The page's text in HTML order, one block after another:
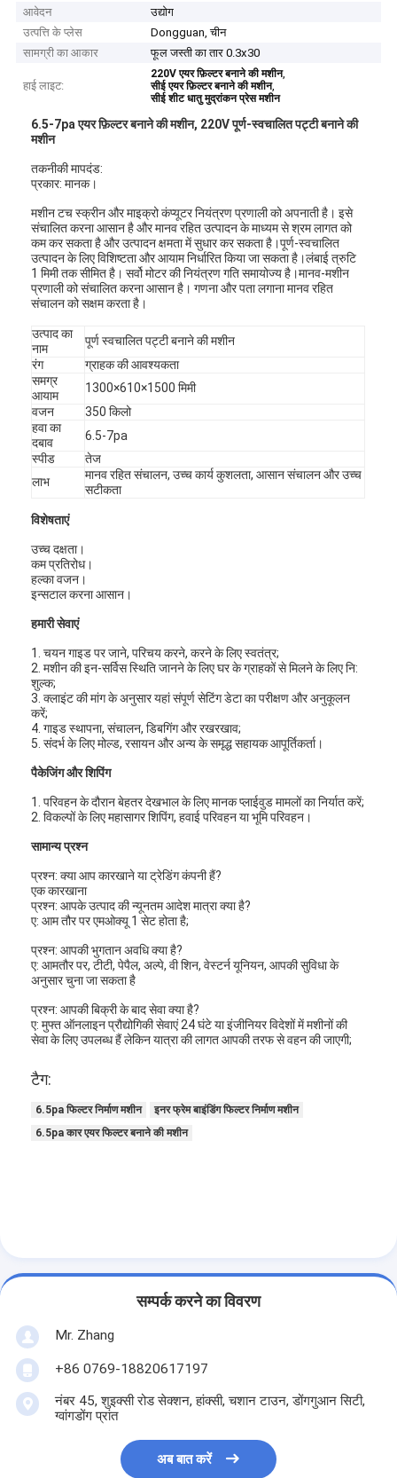
घर
उत्पाद
कारखाने का दौरा
एयर फिल्टर बनाने की मशीन
एयर फिल्टर निर्माण मशीन
पॉकेट फ़िल्टर बनाने की मशीन
आवेदन
उद्योग
उत्पत्ति के प्लेस
Dongguan, चीन
सामग्री का आकार
फूल जस्ती का तार 0.3x30
हाई लाइट:
220V एयर फ़िल्टर बनाने की मशीन,
सीई एयर फ़िल्टर बनाने की मशीन,
सीई शीट धातु मुद्रांकन प्रेस मशीन
6.5-7pa एयर फ़िल्टर बनाने की मशीन, 220V पूर्ण-स्वचालित पट्टी बनाने की
मशीन
तकनीकी मापदंड:
प्रकार: मानक।
मशीन टच स्क्रीन और माइक्रो कंप्यूटर नियंत्रण प्रणाली को अपनाती है। इसे
संचालित करना आसान है और मानव रहित उत्पादन के माध्यम से श्रम लागत को
कम कर सकता है और उत्पादन क्षमता में सुधार कर सकता है।पूर्ण-स्वचालित
उत्पादन के लिए विशिष्टता और आयाम निर्धारित किया जा सकता है।लंबाई त्रुटि
1 मिमी तक सीमित है। सर्वो मोटर की नियंत्रण गति समायोज्य है।मानव-मशीन
प्रणाली को संचालित करना आसान है। गणना और पता लगाना मानव रहित
संचालन को सक्षम करता है।
उत्पाद का
नाम
पूर्ण स्वचालित पट्टी बनाने की मशीन
रंग
ग्राहक की आवश्यकता
समग्र
आयाम
1300×610×1500 मिमी
वजन
350 किलो
हवा का
दबाव
6.5-7pa
स्पीड
तेज
लाभ
मानव रहित संचालन, उच्च कार्य कुशलता, आसान संचालन और उच्च
सटीकता
विशेषताएं
उच्च दक्षता।
कम प्रतिरोध।
हल्का वजन।
इन्सटाल करना आसान।
हमारी सेवाएं
1. चयन गाइड पर जाने, परिचय करने, करने के लिए स्वतंत्र;
2. मशीन की इन-सर्विस स्थिति जानने के लिए घर के ग्राहकों से मिलने के लिए नि:
शुल्क;
3. क्लाइंट की मांग के अनुसार यहां संपूर्ण सेटिंग डेटा का परीक्षण और अनुकूलन
करें;
4. गाइड स्थापना, संचालन, डिबगिंग और रखरखाव;
5. संदर्भ के लिए मोल्ड, रसायन और अन्य के समृद्ध सहायक आपूर्तिकर्ता।
पैकेजिंग और शिपिंग
1. परिवहन के दौरान बेहतर देखभाल के लिए मानक प्लाईवुड मामलों का निर्यात करें;
2. विकल्पों के लिए महासागर शिपिंग, हवाई परिवहन या भूमि परिवहन।
सामान्य प्रश्न
प्रश्न: क्या आप कारखाने या ट्रेडिंग कंपनी हैं?
एक कारखाना
प्रश्न: आपके उत्पाद की न्यूनतम आदेश मात्रा क्या है?
ए: आम तौर पर एमओक्यू 1 सेट होता है;
प्रश्न: आपकी भुगतान अवधि क्या है?
ए: आमतौर पर, टीटी, पेपैल, अल्पे, वी शिन, वेस्टर्न यूनियन, आपकी सुविधा के
अनुसार चुना जा सकता है
प्रश्न: आपकी बिक्री के बाद सेवा क्या है?
ए: मुफ्त ऑनलाइन प्रौद्योगिकी सेवाएं 24 घंटे या इंजीनियर विदेशों में मशीनों की
सेवा के लिए उपलब्ध हैं लेकिन यात्रा की लागत आपकी तरफ से वहन की जाएगी;
टैग:
6.5pa फिल्टर निर्माण मशीन
इनर फ्रेम बाइंडिंग फिल्टर निर्माण मशीन
6.5pa कार एयर फिल्टर बनाने की मशीन
सम्पर्क करने का विवरण
Mr. Zhang
+86 0769-18820617197
नंबर 45, शुइक्सी रोड सेक्शन, हांक्सी, चशान टाउन, डोंगगुआन सिटी,
ग्वांगडोंग प्रांत
अब बात करें